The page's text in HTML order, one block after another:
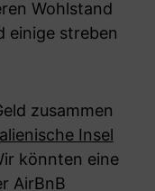
Wohlstand
einige streben
zusammen
Insel
könnten eine
AirBnB